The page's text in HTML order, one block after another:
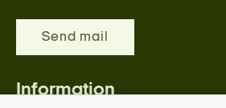
Send mail
Information